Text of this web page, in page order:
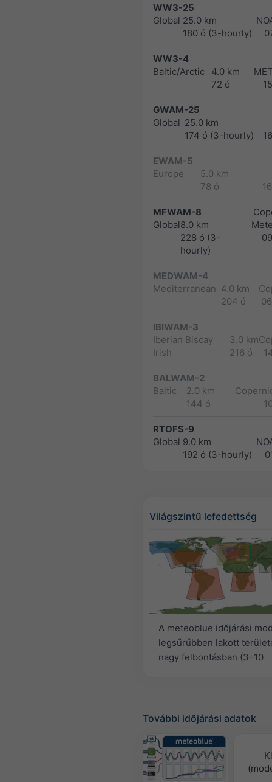
WW3-25
Global 25.0 km
180 ó (3-hourly)
WW3-4
Baltic/Arctic
4.0 km
72 ó
GWAM-25
Global 25.0 km
174 ó (3-hourly)
EWAM-5
Europe
5.0 km
78 ó
MFWAM-8
Global8.0 km
228 ó (3-
hourly)
MEDWAM-4
Mediterranean 4.0 km
204 ó
IBIWAM-3
Iberian Biscay
Irish
3.0 km
216 ó
BALWAM-2
Baltic
2.0 km
144 ó
RTOFS-9
Global 9.0 km
192 ó (3-hourly)
Világszintű lefedettség
A meteoblue időjárási
legsűrűbben lakott
nagy felbontásban (3–10
További időjárási adatok